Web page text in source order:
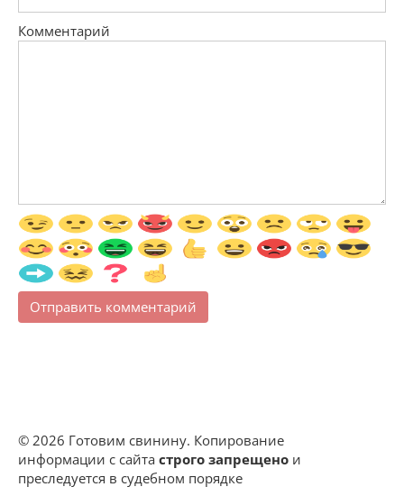
Комментарий
© 2026 Готовим свинину. Копирование
информации с сайта строго запрещено и
преследуется в судебном порядке